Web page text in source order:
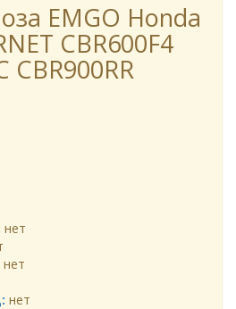
EMGO Honda
CBR600F4
CBR900RR
нет
нет
нет